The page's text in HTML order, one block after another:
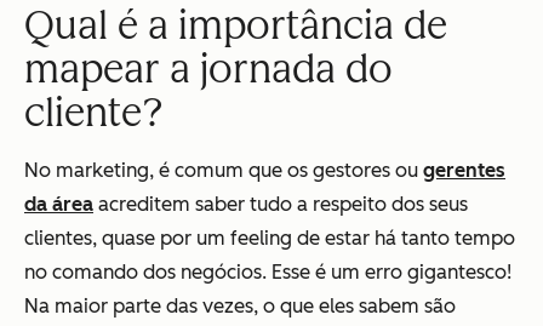
Qual é a importância de
mapear a jornada do
cliente?
No marketing, é comum que os gestores ou gerentes
da área acreditem saber tudo a respeito dos seus
clientes, quase por um feeling de estar há tanto tempo
no comando dos negócios. Esse é um erro gigantesco!
Na maior parte das vezes, o que eles sabem são